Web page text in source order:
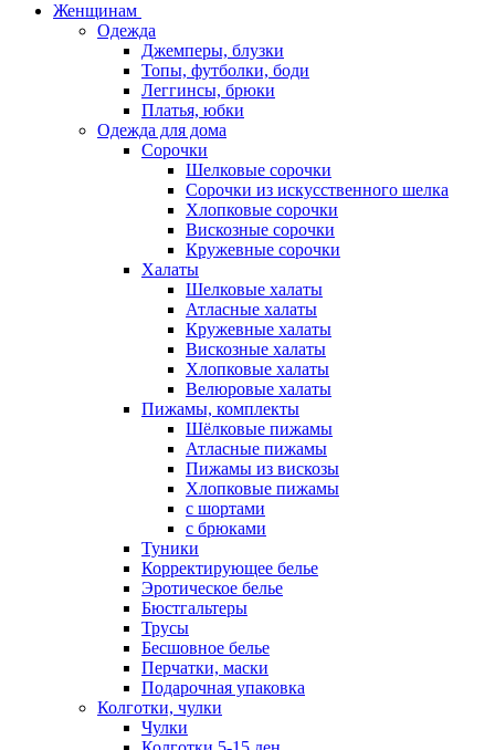
Женщинам
Одежда
Джемперы, блузки
Топы, футболки, боди
Леггинсы, брюки
Платья, юбки
Одежда для дома
Сорочки
Шелковые сорочки
Сорочки из искусственного шелка
Хлопковые сорочки
Вискозные сорочки
Кружевные сорочки
Халаты
Шелковые халаты
Атласные халаты
Кружевные халаты
Вискозные халаты
Хлопковые халаты
Велюровые халаты
Пижамы, комплекты
Шёлковые пижамы
Атласные пижамы
Пижамы из вискозы
Хлопковые пижамы
с шортами
с брюками
Туники
Корректирующее белье
Эротическое белье
Бюстгальтеры
Трусы
Бесшовное белье
Перчатки, маски
Подарочная упаковка
Колготки, чулки
Чулки